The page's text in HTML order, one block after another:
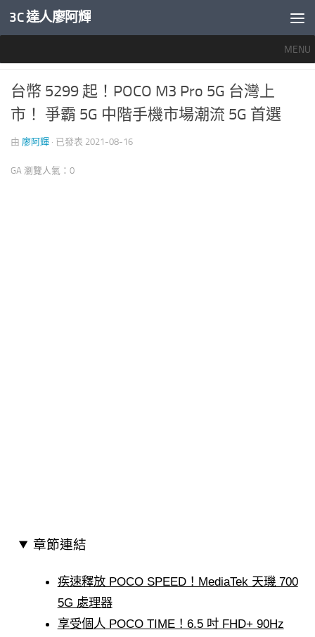
內文下方
3C 達人廖阿輝
MENU
0
台幣 5299 起！POCO M3 Pro 5G 台灣上
市！ 爭霸 5G 中階手機市場潮流 5G 首選
由 廖阿輝 · 已發表 2021-08-16
GA 瀏覽人氣：0
章節連結
疾速釋放 POCO SPEED！MediaTek 天璣 700
5G 處理器
享受個人 POCO TIME！6.5 吋 FHD+ 90Hz